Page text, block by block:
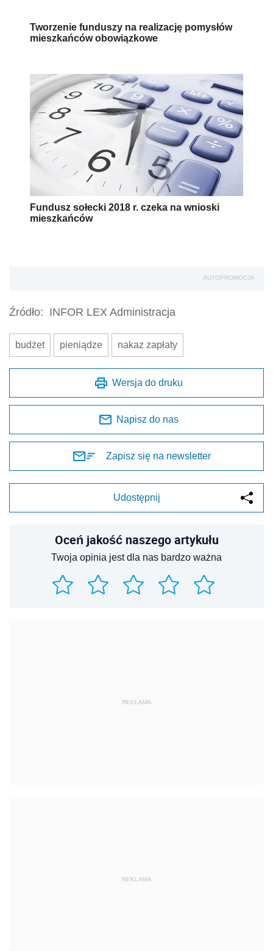
Tworzenie funduszy na realizację pomysłów
mieszkańców obowiązkowe
Fundusz sołecki 2018 r. czeka na wnioski
mieszkańców
AUTOPROMOCJA
Źródło: INFOR LEX Administracja
budżet pieniądze nakaz zapłaty
Wersja do druku
Napisz do nas
Zapisz się na newsletter
Udostępnij
Oceń jakość naszego artykułu
Twoja opinia jest dla nas bardzo ważna
REKLAMA
REKLAMA